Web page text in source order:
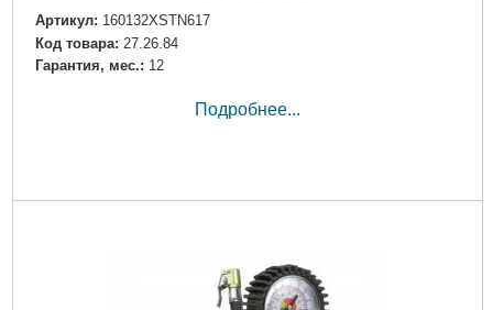
Артикул: 160132XSTN617
Код товара: 27.26.84
Гарантия, мес.: 12
Подробнее...